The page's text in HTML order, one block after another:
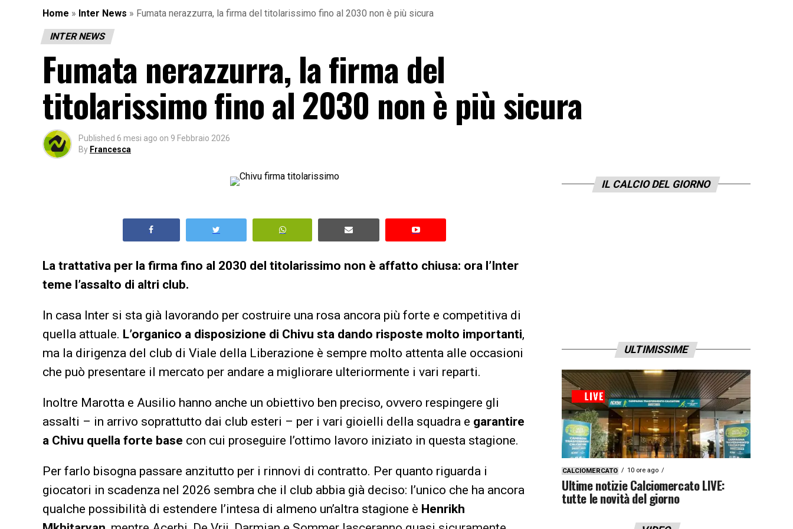
Home » Inter News » Fumata nerazzurra, la firma del titolarissimo fino al 2030 non è più sicura
INTER NEWS
Fumata nerazzurra, la firma del
titolarissimo fino al 2030 non è più sicura
Published 6 mesi ago on 9 Febbraio 2026
By Francesca
La trattativa per la firma fino al 2030 del titolarissimo non è affatto chiusa: ora l’Inter
teme l’assalto di altri club.
In casa Inter si sta già lavorando per costruire una rosa ancora più forte e competitiva di
quella attuale. L’organico a disposizione di Chivu sta dando risposte molto importanti,
ma la dirigenza del club di Viale della Liberazione è sempre molto attenta alle occasioni
che può presentare il mercato per andare a migliorare ulteriormente i vari reparti.
Inoltre Marotta e Ausilio hanno anche un obiettivo ben preciso, ovvero respingere gli
assalti – in arrivo soprattutto dai club esteri – per i vari gioielli della squadra e garantire
a Chivu quella forte base con cui proseguire l’ottimo lavoro iniziato in questa stagione.
Per farlo bisogna passare anzitutto per i rinnovi di contratto. Per quanto riguarda i
giocatori in scadenza nel 2026 sembra che il club abbia già deciso: l’unico che ha ancora
qualche possibilità di estendere l’intesa di almeno un’altra stagione è Henrikh
IL CALCIO DEL GIORNO
ULTIMISSIME
CALCIOMERCATO 10 ore ago
Ultime notizie Calciomercato LIVE:
tutte le novità del giorno